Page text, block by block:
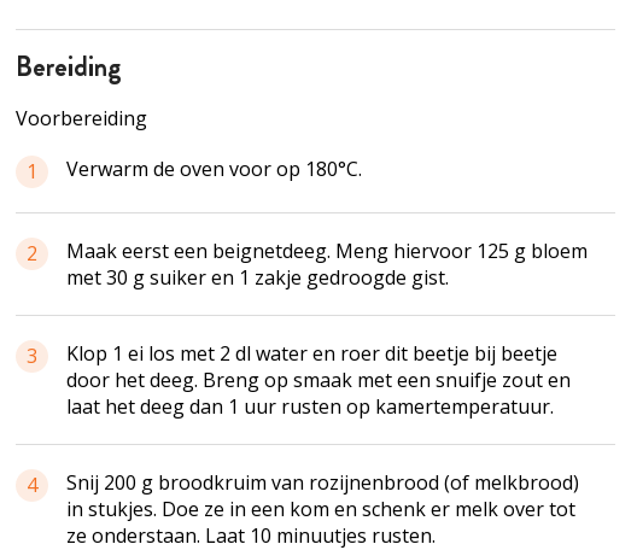
bereiding
Voorbereiding
1
Verwarm de oven voor op 180°C.
2
Maak eerst een beignetdeeg. Meng hiervoor 125 g bloem
met 30 g suiker en 1 zakje gedroogde gist.
3
Klop 1 ei los met 2 dl water en roer dit beetje bij beetje
door het deeg. Breng op smaak met een snuifje zout en
laat het deeg dan 1 uur rusten op kamertemperatuur.
4
Snij 200 g broodkruim van rozijnenbrood (of melkbrood)
in stukjes. Doe ze in een kom en schenk er melk over tot
ze onderstaan. Laat 10 minuutjes rusten.